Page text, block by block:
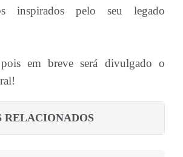
inspirados pelo seu legado
em breve será divulgado o
RELACIONADOS